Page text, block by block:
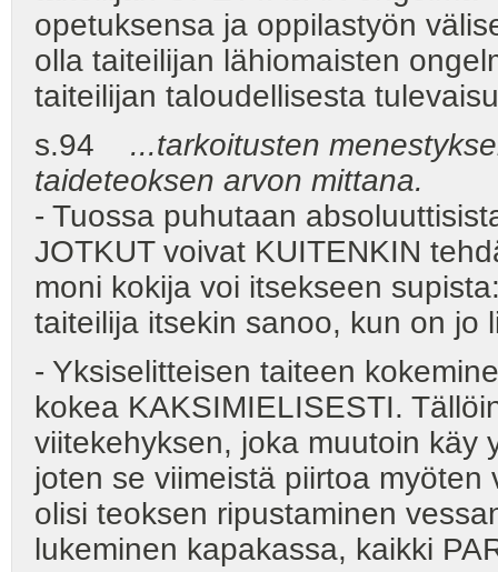
opetuksensa ja oppilastyön
olla taiteilijan lähiomaisten
taiteilijan taloudellisesta
s.94 ...tarkoitusten
taideteoksen arvon mittana.
- Tuossa puhutaan
JOTKUT voivat KUITENKIN
moni kokija voi itsekseen
taiteilija itsekin sanoo, kun on jo
- Yksiselitteisen taiteen
kokea KAKSIMIELISESTI.
viitekehyksen, joka muutoin käy
joten se viimeistä piirtoa
olisi teoksen ripustaminen
lukeminen kapakassa, kaikki